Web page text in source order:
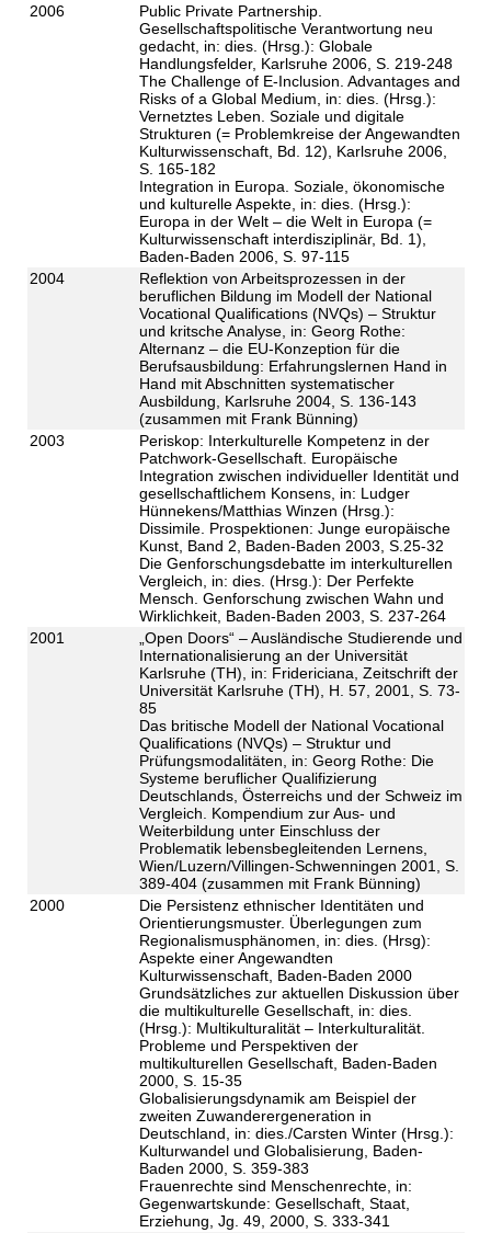
2006
Public Private Partnership.
Gesellschaftspolitische Verantwortung neu
gedacht, in: dies. (Hrsg.): Globale
Handlungsfelder, Karlsruhe 2006, S. 219-248
The Challenge of E-Inclusion. Advantages and
Risks of a Global Medium, in: dies. (Hrsg.):
Vernetztes Leben. Soziale und digitale
Strukturen (= Problemkreise der Angewandten
Kulturwissenschaft, Bd. 12), Karlsruhe 2006,
S. 165-182
Integration in Europa. Soziale, ökonomische
und kulturelle Aspekte, in: dies. (Hrsg.):
Europa in der Welt – die Welt in Europa (=
Kulturwissenschaft interdisziplinär, Bd. 1),
Baden-Baden 2006, S. 97-115
2004
Reflektion von Arbeitsprozessen in der
beruflichen Bildung im Modell der National
Vocational Qualifications (NVQs) – Struktur
und kritsche Analyse, in: Georg Rothe:
Alternanz – die EU-Konzeption für die
Berufsausbildung: Erfahrungslernen Hand in
Hand mit Abschnitten systematischer
Ausbildung, Karlsruhe 2004, S. 136-143
(zusammen mit Frank Bünning)
2003
Periskop: Interkulturelle Kompetenz in der
Patchwork-Gesellschaft. Europäische
Integration zwischen individueller Identität und
gesellschaftlichem Konsens, in: Ludger
Hünnekens/Matthias Winzen (Hrsg.):
Dissimile. Prospektionen: Junge europäische
Kunst, Band 2, Baden-Baden 2003, S.25-32
Die Genforschungsdebatte im interkulturellen
Vergleich, in: dies. (Hrsg.): Der Perfekte
Mensch. Genforschung zwischen Wahn und
Wirklichkeit, Baden-Baden 2003, S. 237-264
2001
„Open Doors“ – Ausländische Studierende und
Internationalisierung an der Universität
Karlsruhe (TH), in: Fridericiana, Zeitschrift der
Universität Karlsruhe (TH), H. 57, 2001, S. 73-
85
Das britische Modell der National Vocational
Qualifications (NVQs) – Struktur und
Prüfungsmodalitäten, in: Georg Rothe: Die
Systeme beruflicher Qualifizierung
Deutschlands, Österreichs und der Schweiz im
Vergleich. Kompendium zur Aus- und
Weiterbildung unter Einschluss der
Problematik lebensbegleitenden Lernens,
Wien/Luzern/Villingen-Schwenningen 2001, S.
389-404 (zusammen mit Frank Bünning)
2000
Die Persistenz ethnischer Identitäten und
Orientierungsmuster. Überlegungen zum
Regionalismusphänomen, in: dies. (Hrsg):
Aspekte einer Angewandten
Kulturwissenschaft, Baden-Baden 2000
Grundsätzliches zur aktuellen Diskussion über
die multikulturelle Gesellschaft, in: dies.
(Hrsg.): Multikulturalität – Interkulturalität.
Probleme und Perspektiven der
multikulturellen Gesellschaft, Baden-Baden
2000, S. 15-35
Globalisierungsdynamik am Beispiel der
zweiten Zuwanderergeneration in
Deutschland, in: dies./Carsten Winter (Hrsg.):
Kulturwandel und Globalisierung, Baden-
Baden 2000, S. 359-383
Frauenrechte sind Menschenrechte, in:
Gegenwartskunde: Gesellschaft, Staat,
Erziehung, Jg. 49, 2000, S. 333-341